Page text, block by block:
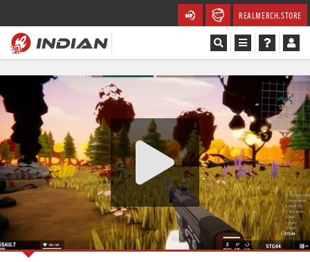
REALMERCH.STORE
Magazín
Recenze
Videa
Soutěže
Databáze
Komunita